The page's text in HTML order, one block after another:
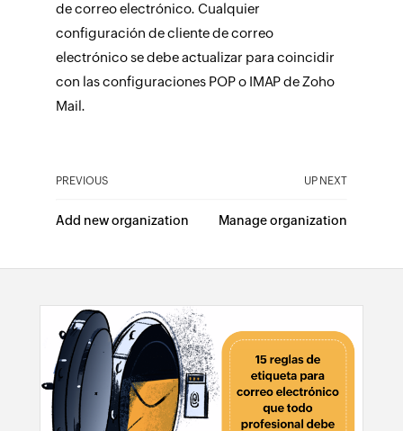
de correo electrónico. Cualquier
configuración de cliente de correo
electrónico se debe actualizar para coincidir
con las configuraciones POP o IMAP de Zoho
Mail.
PREVIOUS UP NEXT
Add new organization Manage organization